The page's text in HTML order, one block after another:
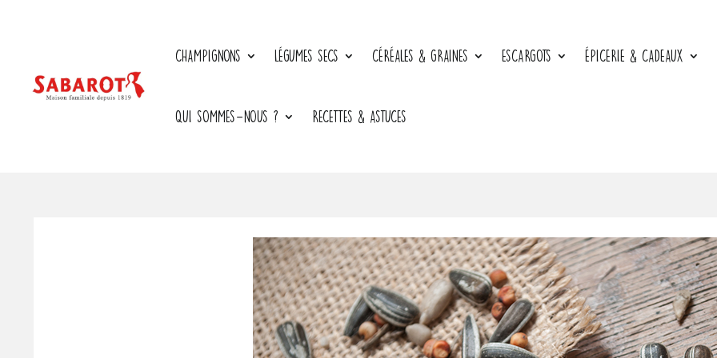
CHAMPIGNONS LÉGUMES SECS CÉRÉALES & GRAINES ESCARGOTS ÉPICERIE & CADEAUX
QUI SOMMES-NOUS ? RECETTES & ASTUCES